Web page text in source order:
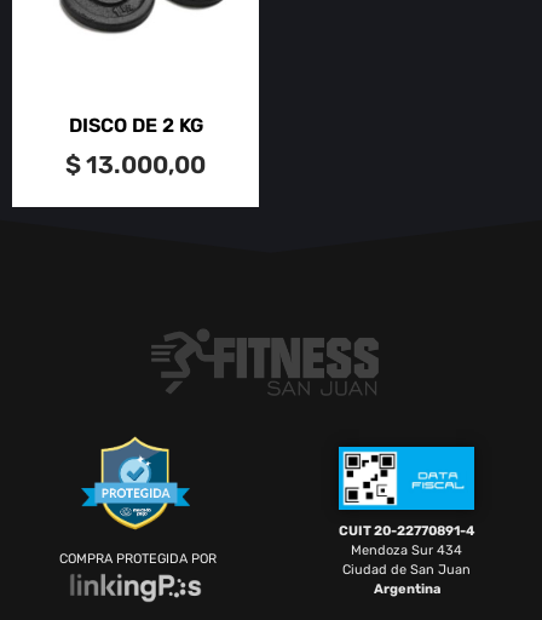
DISCO DE 2 KG
$13.000,00
COMPRA PROTEGIDA POR
CUIT 20-22770891-4
Mendoza Sur 434
Ciudad de San Juan
Argentina